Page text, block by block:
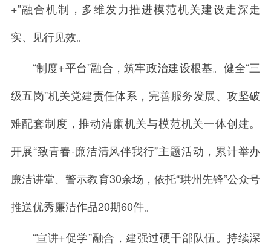
+”融合机制，多维发力推进模范机关建设走深走
实、见行见效。
“制度+平台”融合，筑牢政治建设根基。健全“三
级五岗”机关党建责任体系，完善服务发展、攻坚破
难配套制度，推动清廉机关与模范机关一体创建。
开展“致青春·廉洁清风伴我行”主题活动，累计举办
廉洁讲堂、警示教育30余场，依托“珙州先锋”公众号
推送优秀廉洁作品20期60件。
“宣讲+促学”融合，建强过硬干部队伍。持续深